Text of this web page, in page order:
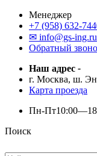
Менеджер
+7 (958) 632-
✉ info@gs-ing.ru
Обратный
Наш адрес -
г. Москва, ш.
Карта проезда
Пн-Пт
Поиск